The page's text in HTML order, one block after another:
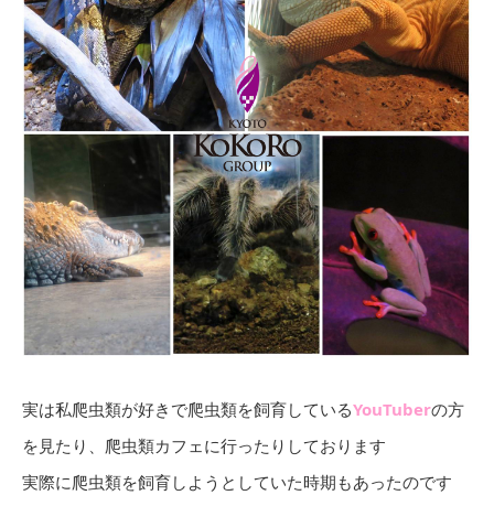
実は私爬虫類が好きで爬虫類を飼育しているYouTuberの方
を見たり、爬虫類カフェに行ったりしております
実際に爬虫類を飼育しようとしていた時期もあったのです